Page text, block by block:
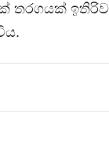
තරගයක්